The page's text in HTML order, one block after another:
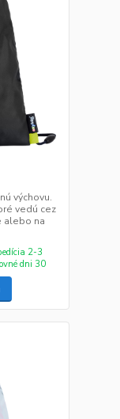
výchovu.
vedú cez
alebo na
2-3
dni 30